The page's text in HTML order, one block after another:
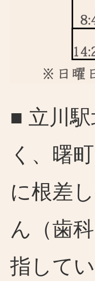
■ 立川
く、曙
に根差
ん（歯
指して